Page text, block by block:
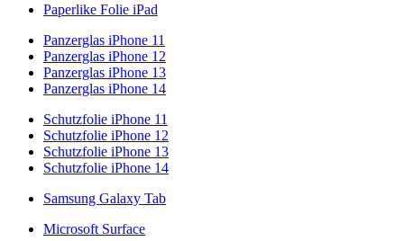
Paperlike Folie iPad
Panzerglas iPhone 11
Panzerglas iPhone 12
Panzerglas iPhone 13
Panzerglas iPhone 14
Schutzfolie iPhone 11
Schutzfolie iPhone 12
Schutzfolie iPhone 13
Schutzfolie iPhone 14
Samsung Galaxy Tab
Microsoft Surface